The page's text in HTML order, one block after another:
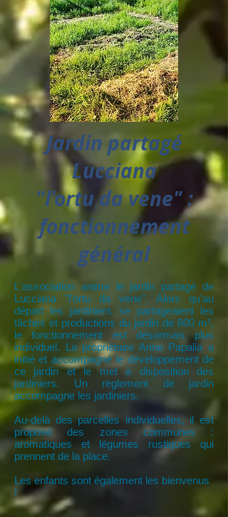
Jardin partagé
Lucciana
"l'ortu da vene" :
fonctionnement
général
L'association anime le jardin partagé de
Lucciana "l'ortu da vene". Alors qu'au
départ les jardiniers se partageaient les
tâches et productions du jardin de 800 m²,
le fonctionnement est désormais plus
individuel. La propriétaire Anne Papalia a
initié et accompagné le développement de
ce jardin et le met à disposition des
jardiniers. Un règlement de jardin
accompagne les jardiniers.
Au-delà des parcelles individuelles, il est
proposé des zones communes :
aromatiques et légumes rustiques qui
prennent de la place.
Les enfants sont également les bienvenus
!